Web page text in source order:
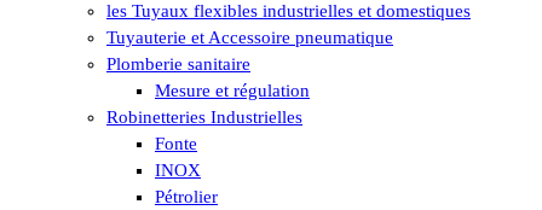
les Tuyaux flexibles industrielles et domestiques
Tuyauterie et Accessoire pneumatique
Plomberie sanitaire
Mesure et régulation
Robinetteries Industrielles
Fonte
INOX
Pétrolier